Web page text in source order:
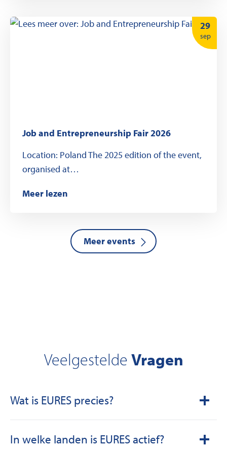
Job and Entrepreneurship Fair 2026
29
sep
Location: Poland The 2025 edition of the event,
organised at…
Meer lezen
Meer events
Veelgestelde Vragen
Wat is EURES precies?
samenwerkingsnetwerk dat sinds 1994
In welke landen is EURES actief?